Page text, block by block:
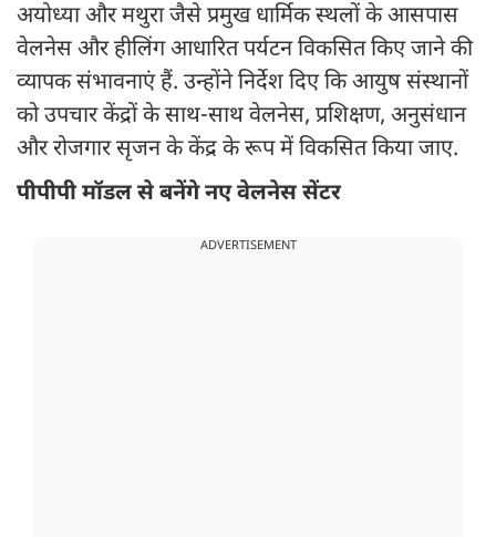
अयोध्या और मथुरा जैसे प्रमुख धार्मिक स्थलों के आसपास
वेलनेस और हीलिंग आधारित पर्यटन विकसित किए जाने की
व्यापक संभावनाएं हैं. उन्होंने निर्देश दिए कि आयुष संस्थानों
को उपचार केंद्रों के साथ-साथ वेलनेस, प्रशिक्षण, अनुसंधान
और रोजगार सृजन के केंद्र के रूप में विकसित किया जाए.
पीपीपी मॉडल से बनेंगे नए वेलनेस सेंटर
ADVERTISEMENT